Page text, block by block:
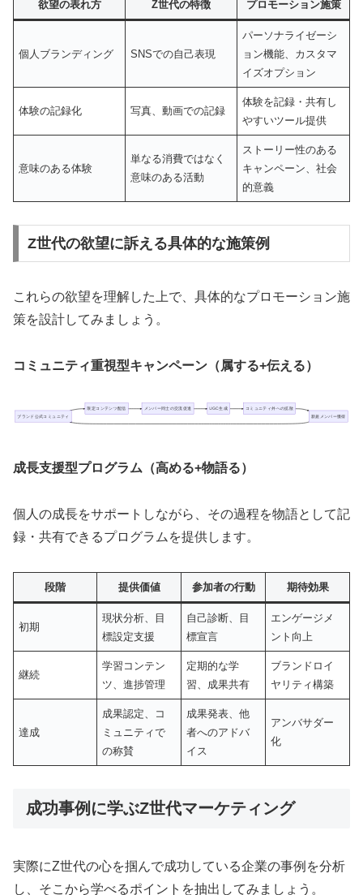
欲望の表れ方 Z世代の特徴 プロモーション施策
個人ブランディング SNSでの自己表現
パーソナライゼーシ
ョン機能、カスタマ
イズオプション
体験の記録化 写真、動画での記録
体験を記録・共有し
やすいツール提供
意味のある体験
単なる消費ではなく
意味のある活動
ストーリー性のある
キャンペーン、社会
的意義
Z世代の欲望に訴える具体的な施策例
これらの欲望を理解した上で、具体的なプロモーション施
策を設計してみましょう。
コミュニティ重視型キャンペーン（属する+伝える）
ブランド公式コミュニティ
限定コンテンツ配信 メンバー同士の交流促進 UGC生成
コミュニティ外への拡散
新規メンバー獲得
成長支援型プログラム（高める+物語る）
個人の成長をサポートしながら、その過程を物語として記
録・共有できるプログラムを提供します。
段階 提供価値 参加者の行動 期待効果
初期
現状分析、目
標設定支援
自己診断、目
標宣言
エンゲージメ
ント向上
継続
学習コンテン
ツ、進捗管理
定期的な学
習、成果共有
ブランドロイ
ヤリティ構築
達成
成果認定、コ
ミュニティで
の称賛
成果発表、他
者へのアドバ
イス
アンバサダー
化
成功事例に学ぶZ世代マーケティング
実際にZ世代の心を掴んで成功している企業の事例を分析
し、そこから学べるポイントを抽出してみましょう。